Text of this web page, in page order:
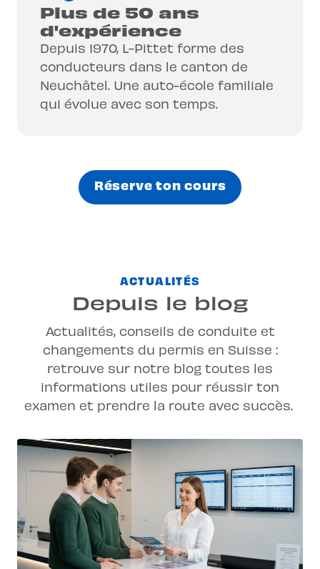
Plus de 50 ans
d'expérience
Depuis 1970, L-Pittet forme des
conducteurs dans le canton de
Neuchâtel. Une auto-école familiale
qui évolue avec son temps.
Réserve ton cours
ACTUALITÉS
Depuis le blog
Actualités, conseils de conduite et
changements du permis en Suisse :
retrouve sur notre blog toutes les
informations utiles pour réussir ton
examen et prendre la route avec succès.